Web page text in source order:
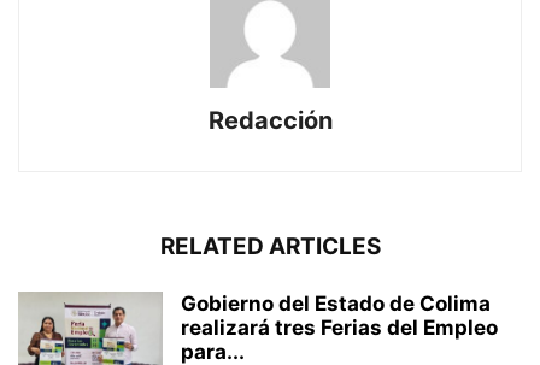
Redacción
RELATED ARTICLES
Gobierno del Estado de Colima
realizará tres Ferias del Empleo
para...